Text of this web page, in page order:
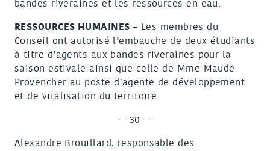
bandes riveraines et les ressources en eau.
RESSOURCES HUMAINES – Les membres du
Conseil ont autorisé l’embauche de deux étudiants
à titre d’agents aux bandes riveraines pour la
saison estivale ainsi que celle de Mme Maude
Provencher au poste d’agente de développement
et de vitalisation du territoire.
— 30 —
Alexandre Brouillard, responsable des